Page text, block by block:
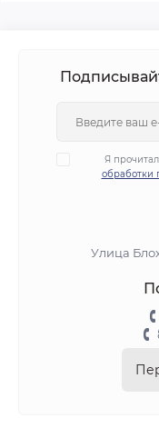
Я прочитал
обработки
Улица